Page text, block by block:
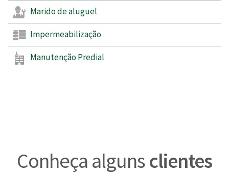
Marido de aluguel
Impermeabilização
Manutenção Predial
Conheça algunsclientes